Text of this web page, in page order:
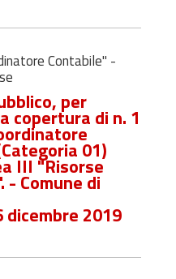
Contabile" -
per
copertura di n. 1
01)
III "Risorse
- Comune di
dicembre 2019